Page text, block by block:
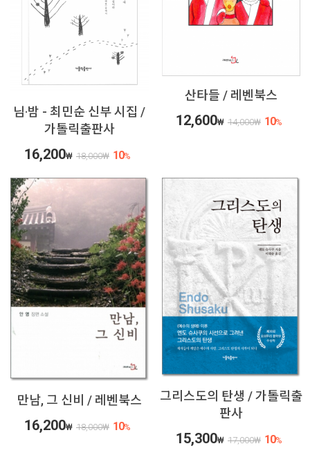
님·밤 - 최민순 신부 시집 /
가톨릭출판사
16,200₩ 18,000₩ 10%
산타들 / 레벤북스
12,600₩ 14,000₩ 10%
만남, 그 신비 / 레벤북스
16,200₩ 18,000₩ 10%
그리스도의 탄생 / 가톨릭출
판사
15,300₩ 17,000₩ 10%